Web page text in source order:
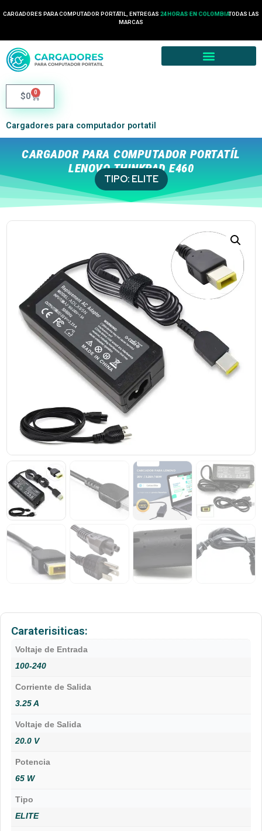
CARGADORES PARA COMPUTADOR PORTÁTIL, ENTREGAS 24 HORAS EN COLOMBIATODAS LAS
MARCAS
$0 0
Cargadores para computador portatil
CARGADOR PARA COMPUTADOR PORTATÍL
LENOVO THINKPAD E460
TIPO: ELITE
Caraterisiticas:
Voltaje de Entrada
100-240
Corriente de Salida
3.25 A
Voltaje de Salida
20.0 V
Potencia
65 W
Tipo
ELITE